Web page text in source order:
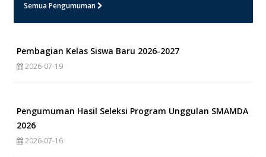
Semua Pengumuman
Pembagian Kelas Siswa Baru 2026-2027
2026-07-19
Pengumuman Hasil Seleksi Program Unggulan SMAMDA
2026
2026-07-16